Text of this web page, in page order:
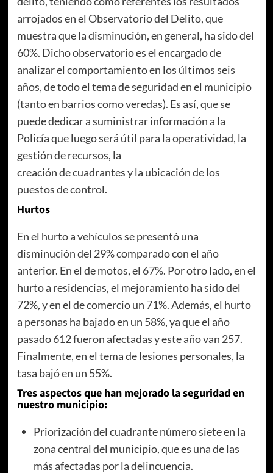
arrojados en el Observatorio del Delito, que
muestra que la disminución, en general, ha sido del
60%. Dicho observatorio es el encargado de
analizar el comportamiento en los últimos seis
años, de todo el tema de seguridad en el municipio
(tanto en barrios como veredas). Es así, que se
puede dedicar a suministrar información a la
Policía que luego será útil para la operatividad, la
gestión de recursos, la
creación de cuadrantes y la ubicación de los
puestos de control.
Hurtos
En el hurto a vehículos se presentó una
disminución del 29% comparado con el año
anterior. En el de motos, el 67%. Por otro lado, en el
hurto a residencias, el mejoramiento ha sido del
72%, y en el de comercio un 71%. Además, el hurto
a personas ha bajado en un 58%, ya que el año
pasado 612 fueron afectadas y este año van 257.
Finalmente, en el tema de lesiones personales, la
tasa bajó en un 55%.
Tres aspectos que han mejorado la seguridad en
nuestro municipio:
Priorización del cuadrante número siete en la
zona central del municipio, que es una de las
más afectadas por la delincuencia.